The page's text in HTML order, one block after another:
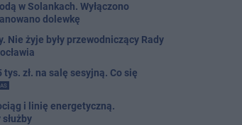
w Solankach. Wyłączono
dolewkę
Nie żyje były przewodniczący Rady
tys. zł. na salę sesyjną. Co się
i linię energetyczną.